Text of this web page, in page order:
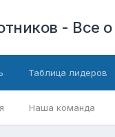
- Все
Наша команда
Таблица лидеров